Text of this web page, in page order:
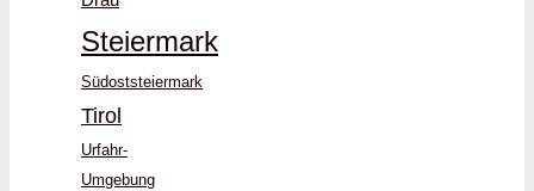
Steiermark
Südoststeiermark
Tirol
Urfahr-
Umgebung